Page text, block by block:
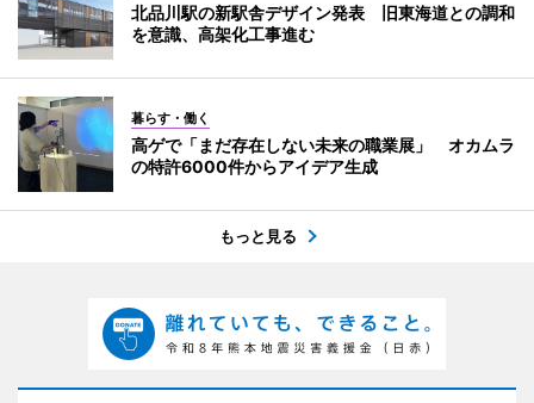
北品川駅の新駅舎デザイン発表 旧東海道との調和
を意識、高架化工事進む
暮らす・働く
高ゲで「まだ存在しない未来の職業展」 オカムラ
の特許6000件からアイデア生成
もっと見る